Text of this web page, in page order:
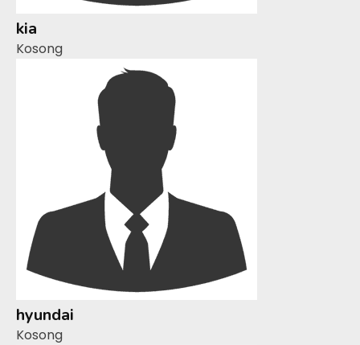
kia
Kosong
hyundai
Kosong